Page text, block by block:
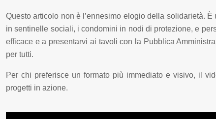
Questo articolo non è l’ennesimo elogio della solidarietà.
in sentinelle sociali, i condomini in nodi di protezione, e
efficace e a presentarvi ai tavoli con la Pubblica
per tutti.
Per chi preferisce un formato più immediato e visivo, il
progetti in azione.